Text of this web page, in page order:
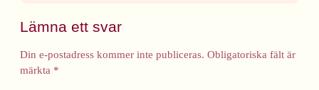
Lämna ett svar
Din e-postadress kommer inte publiceras. Obligatoriska fält är
märkta *